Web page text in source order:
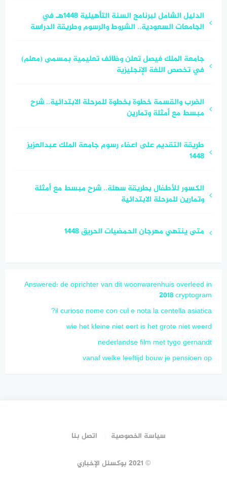
الدليل الشامل لبرنامج السنة التأهيلية 1448هـ في
الجامعات السعودية.. الشروط والرسوم وطريقة الدراسة
جامعة الملك فيصل تعلن وظائف تعليمية بمسمى (معلم)
في تخصص اللغة الإنجليزية
الضرب والقسمة خطوة بخطوة للمرحلة الابتدائية.. شرح
مبسط مع أمثلة وتمارين
طريقة التقديم على اعفاء رسوم جامعة الملك عبدالعزيز
1448
الكسور للأطفال بطريقة سهلة.. شرح مبسط مع أمثلة
وتمارين للمرحلة الابتدائية
متى ينتهي مهرجان الحمضيات الحريق 1448
Answered: de oprichter van dit woonwarenhuis overleed in
2018 cryptogram
il curioso nome con cul e nota la centella asiatica?
wie het kleine niet eert is het grote niet weerd
nederlandse film met tygo gernandt
vanaf welke leeftijd bouw je pensioen op
سياسة الخصوصية اتصل بنا
© 2021 بوكسنل الإخباري